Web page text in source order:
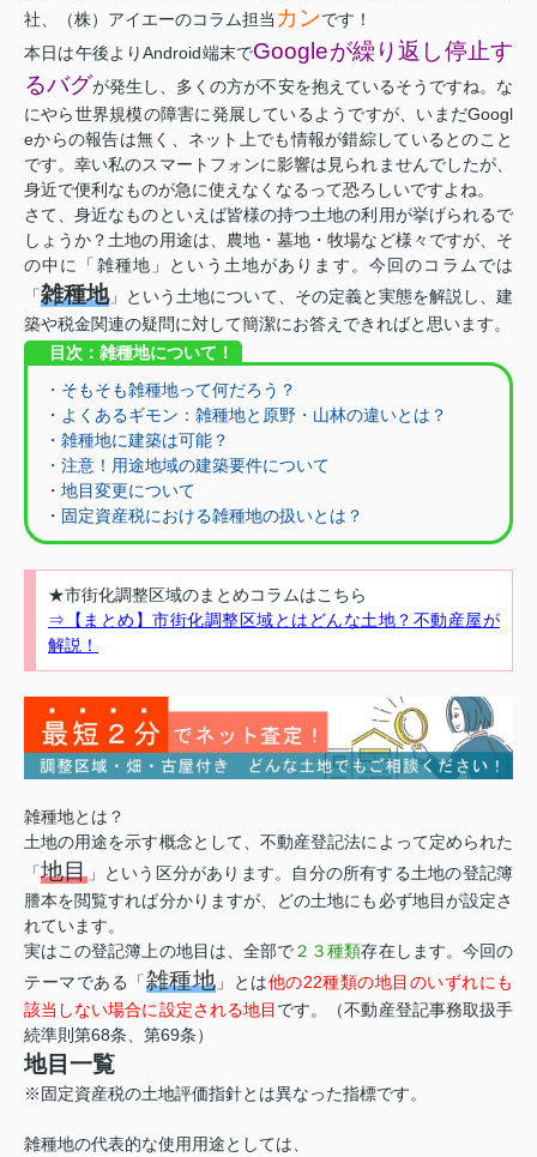
社、（株）アイエーのコラム担当 カンです！
本日は午後よりAndroid端末でGoogleが繰り返し停止す
るバグが発生し、多くの方が不安を抱えているそうですね。な
にやら世界規模の障害に発展しているようですが、いまだGoogl
eからの報告は無く、ネット上でも情報が錯綜しているとのこと
です。幸い私のスマートフォンに影響は見られませんでしたが、
身近で便利なものが急に使えなくなるって恐ろしいですよね。
さて、身近なものといえば皆様の持つ土地の利用が挙げられるで
しょうか？土地の用途は、農地・墓地・牧場など様々ですが、そ
の中に「雑種地」という土地があります。今回のコラムでは
「雑種地」という土地について、その定義と実態を解説し、建
築や税金関連の疑問に対して簡潔にお答えできればと思います。
目次：雑種地について！
・そもそも雑種地って何だろう？
・ よくあるギモン：雑種地と原野・山林の違いとは？
・雑種地に建築は可能？
・注意！用途地域の建築要件について
・ 地目変更について
・ 固定資産税における雑種地の扱いとは？
★市街化調整区域のまとめコラムはこちら
⇒【まとめ】市街化調整区域とはどんな土地？不動産屋が
解説！
雑種地とは？
土地の用途を示す概念として、不動産登記法によって定められた
「地目」という区分があります。自分の所有する土地の登記簿
謄本を閲覧すれば分かりますが、どの土地にも必ず地目が設定さ
れています。
実はこの登記簿上の地目は、全部で２３種類存在します。今回の
テーマである「雑種地 」とは他の22種類の地目のいずれにも
該当しない場合に設定される地目 です。（不動産登記事務取扱手
続準則第68条、第69条）
地目一覧
※固定資産税の土地評価指針とは異なった指標です。
雑種地の代表的な使用用途としては、